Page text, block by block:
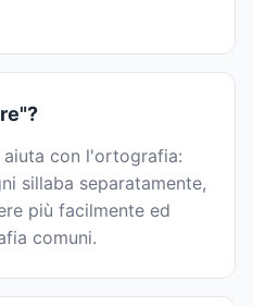
con l'ortografia:
sillaba separatamente,
più facilmente ed
comuni.